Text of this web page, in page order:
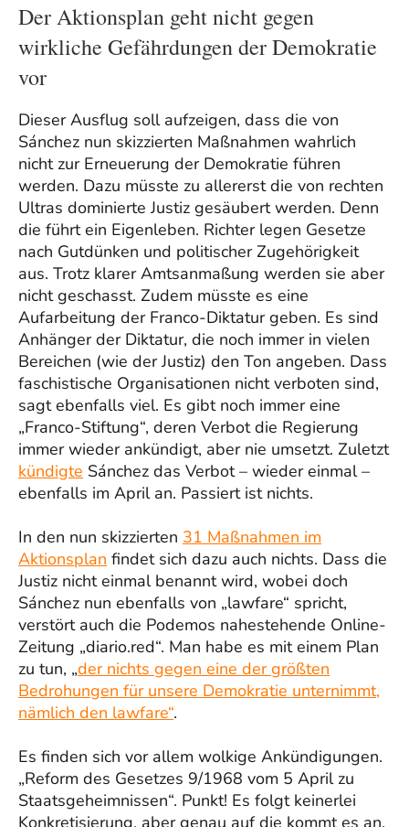
Der Aktionsplan geht nicht gegen
wirkliche Gefährdungen der Demokratie
vor
Dieser Ausflug soll aufzeigen, dass die von
Sánchez nun skizzierten Maßnahmen wahrlich
nicht zur Erneuerung der Demokratie führen
werden. Dazu müsste zu allererst die von rechten
Ultras dominierte Justiz gesäubert werden. Denn
die führt ein Eigenleben. Richter legen Gesetze
nach Gutdünken und politischer Zugehörigkeit
aus. Trotz klarer Amtsanmaßung werden sie aber
nicht geschasst. Zudem müsste es eine
Aufarbeitung der Franco-Diktatur geben. Es sind
Anhänger der Diktatur, die noch immer in vielen
Bereichen (wie der Justiz) den Ton angeben. Dass
faschistische Organisationen nicht verboten sind,
sagt ebenfalls viel. Es gibt noch immer eine
„Franco-Stiftung“, deren Verbot die Regierung
immer wieder ankündigt, aber nie umsetzt. Zuletzt
kündigte Sánchez das Verbot – wieder einmal –
ebenfalls im April an. Passiert ist nichts.
In den nun skizzierten 31 Maßnahmen im
Aktionsplan findet sich dazu auch nichts. Dass die
Justiz nicht einmal benannt wird, wobei doch
Sánchez nun ebenfalls von „lawfare“ spricht,
verstört auch die Podemos nahestehende Online-
Zeitung „diario.red“. Man habe es mit einem Plan
zu tun, „der nichts gegen eine der größten
Bedrohungen für unsere Demokratie unternimmt,
nämlich den lawfare“.
Es finden sich vor allem wolkige Ankündigungen.
„Reform des Gesetzes 9/1968 vom 5 April zu
Staatsgeheimnissen“. Punkt! Es folgt keinerlei